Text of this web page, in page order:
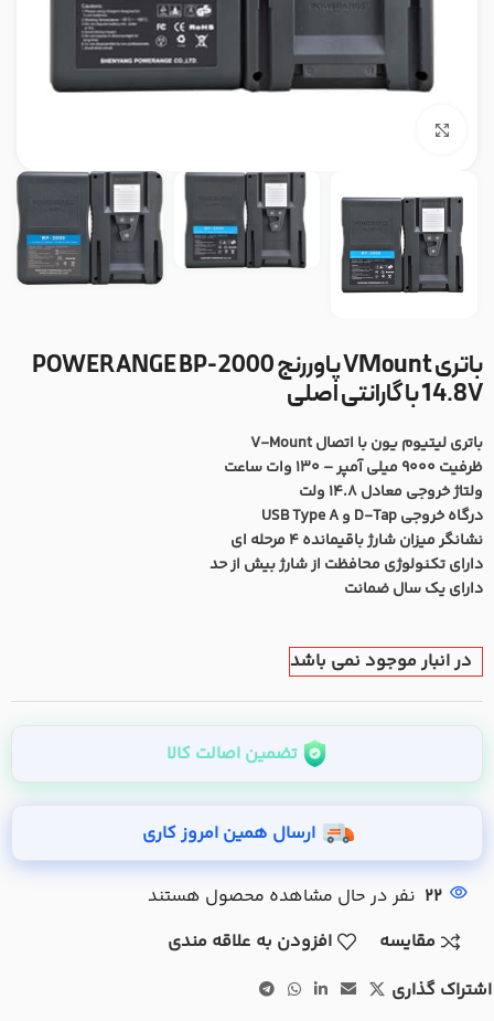
باتری VMount پاوررنج POWERANGE BP-2000
14.8V با گارانتی اصلی
باتری لیتیوم یون با اتصال V-Mount
ظرفیت 9000 میلی آمپر – 130 وات ساعت
ولتاژ خروجی معادل 14.8 ولت
درگاه خروجی D-Tap و USB Type A
نشانگر میزان شارژ باقیمانده 4 مرحله ای
دارای تکنولوژی محافظت از شارژ بیش از حد
دارای یک سال ضمانت
در انبار موجود نمی باشد
تضمین اصالت کالا
ارسال همین امروز کاری
22 نفر در حال مشاهده محصول هستند
مقایسه
افزودن به علاقه مندی
اشتراک گذاری